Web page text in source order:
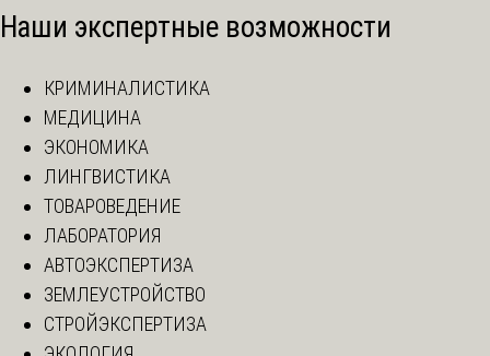
Наши экспертные возможности
КРИМИНАЛИСТИКА
МЕДИЦИНА
ЭКОНОМИКА
ЛИНГВИСТИКА
ТОВАРОВЕДЕНИЕ
ЛАБОРАТОРИЯ
АВТОЭКСПЕРТИЗА
ЗЕМЛЕУСТРОЙСТВО
СТРОЙЭКСПЕРТИЗА